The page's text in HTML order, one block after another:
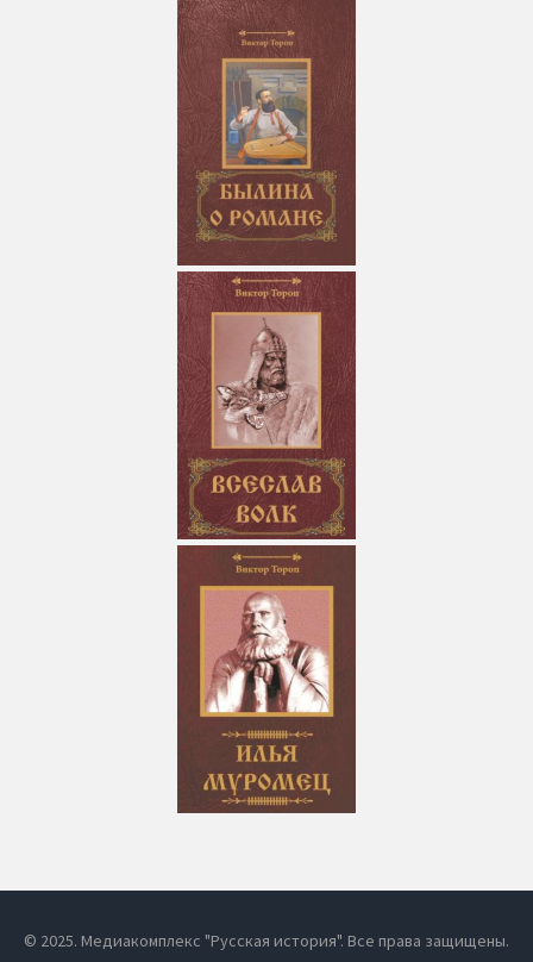
© 2025. Медиакомплекс "Русская история". Все права защищены.